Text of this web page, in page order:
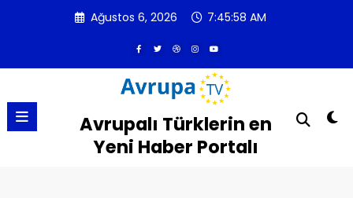
Ağustos 6, 2026 7:45:58 AM
Avrupalı Türklerin en
Yeni Haber Portalı